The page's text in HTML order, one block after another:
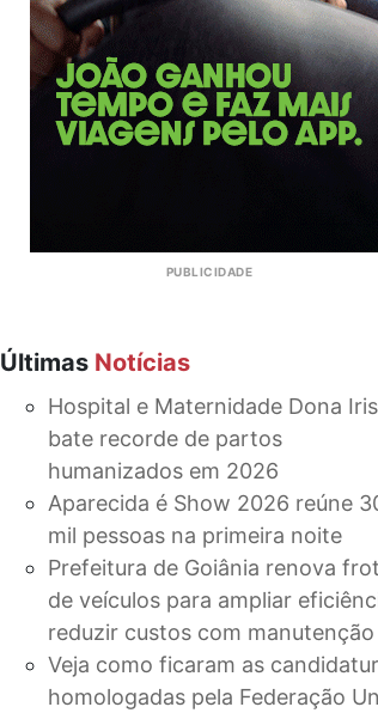
Últimas Notícias
Hospital e Maternidade Dona Iris
bate recorde de partos
humanizados em 2026
Aparecida é Show 2026 reúne
mil pessoas na primeira noite
Prefeitura de Goiânia renova
de veículos para ampliar
reduzir custos com manutenção
Veja como ficaram as
homologadas pela Federação